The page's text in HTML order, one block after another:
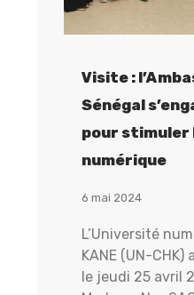
Visite :
Sénégal
pour stimuler
numérique
6 mai 2024
L’Université
KANE (UN-CHK)
le jeudi 25 avril